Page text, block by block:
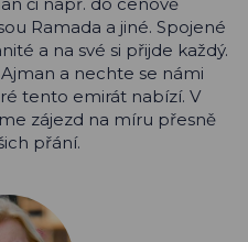
Ramada a jiné. Spojené
a na své si přijde každý.
a nechte se námi
tento emirát nabízí. V
zájezd na míru přesně
přání.